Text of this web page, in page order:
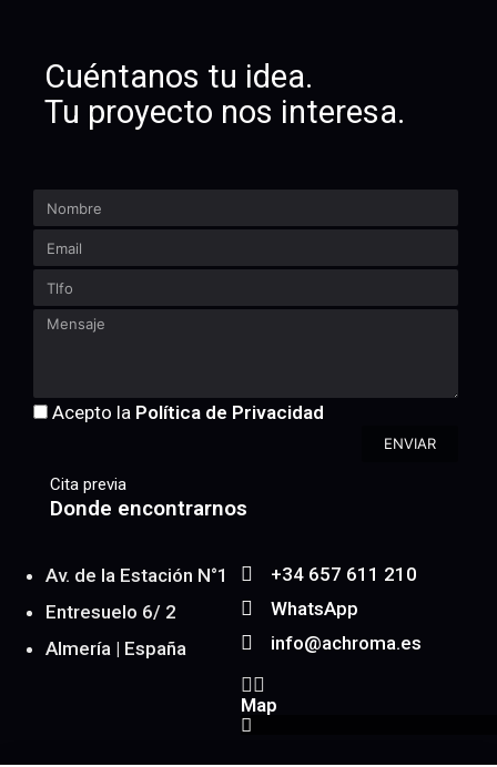
Cuéntanos tu idea.
Tu proyecto nos interesa.
Acepto la Política de Privacidad
ENVIAR
Cita previa
Donde encontrarnos
Av. de la Estación N°1
Entresuelo 6/ 2
Almería | España
+34 657 611 210
WhatsApp
info@achroma.es
Map